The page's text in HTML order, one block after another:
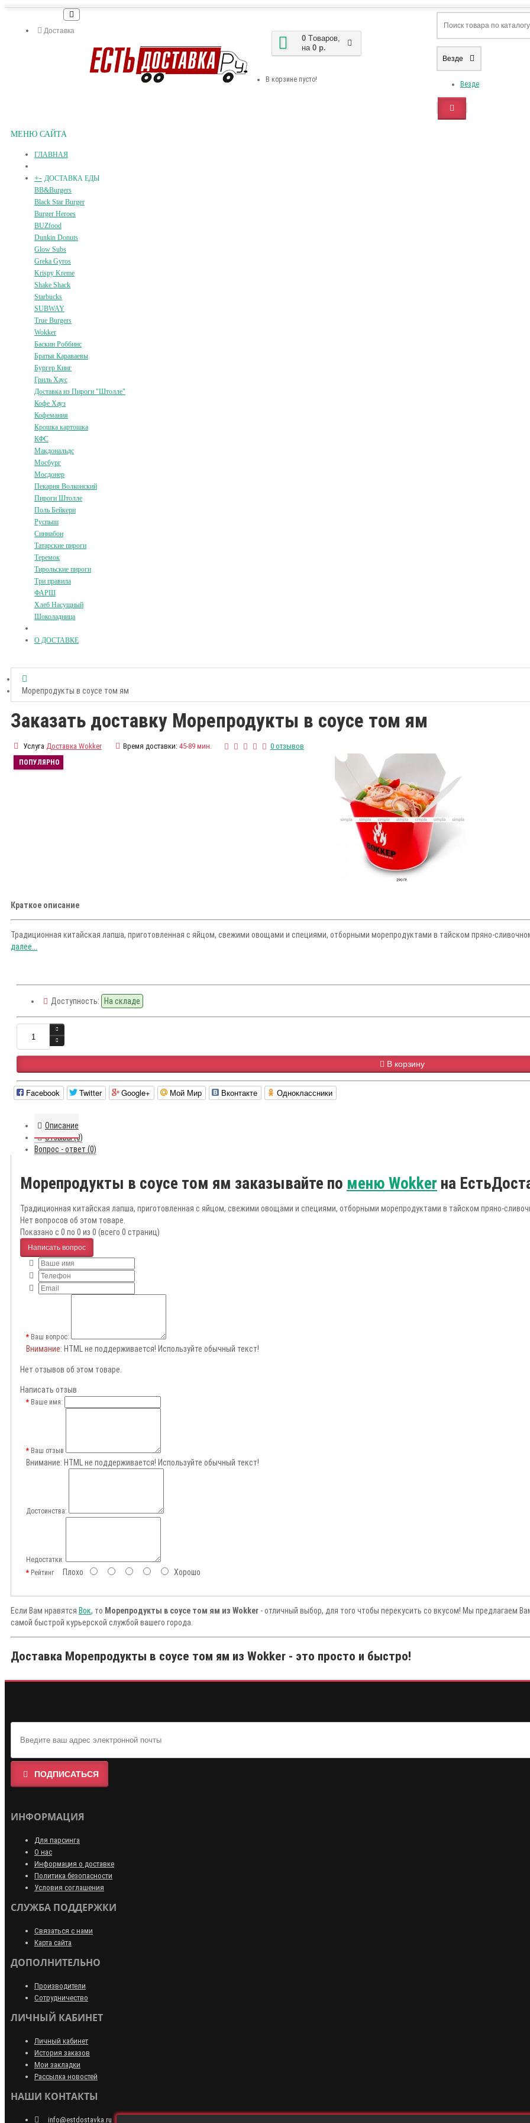
Доставка
0 Tоваров,
на 0 р.
В корзине пусто!
Везде
Везде
МЕНЮ САЙТА
ГЛАВНАЯ
+- ДОСТАВКА ЕДЫ
BB&Burgers
Black Star Burger
Burger Heroes
BUZfood
Dunkin Donuts
Glow Subs
Greka Gyros
Krispy Kreme
Shake Shack
Starbucks
SUBWAY
True Burgers
Wokker
Баскин Роббинс
Братья Караваевы
Бургер Кинг
Гриль Хаус
Доставка из Пироги "Штолле"
Кофе Хауз
Кофемания
Крошка картошка
КФС
Макдональдс
Мосбург
Мосдонер
Пекарня Волконский
Пироги Штолле
Поль Бейкери
Руспыш
Синнабон
Татарские пироги
Теремок
Тирольские пироги
Три правила
ФАРШ
Хлеб Насущный
Шоколадница
О ДОСТАВКЕ
Морепродукты в соусе том ям
Заказать доставку Морепродукты в соусе том ям
Услуга Доставка Wokker Время доставки: 45-89 мин. 0 отзывов
ПОПУЛЯРНО
Краткое описание
Традиционная китайская лапша, приготовленная с яйцом, свежими овощами и специями, отборными морепродуктами в тайском пряно-
далее...
Доступность: На складе
В корзину
Facebook Twitter Google+ Мой Мир Вконтакте Одноклассники
Описание
Отзывы (0)
Вопрос - ответ (0)
Морепродукты в соусе том ям заказывайте по меню Wokker на
Традиционная китайская лапша, приготовленная с яйцом, свежими овощами и специями, отборными морепродуктами в тайском пряно-
Нет вопросов об этом товаре.
Показано с 0 по 0 из 0 (всего 0 страниц)
Написать вопрос
Ваш вопрос:
Внимание: HTML не поддерживается! Используйте обычный текст!
Нет отзывов об этом товаре.
Написать отзыв
Ваше имя:
Ваш отзыв
Внимание: HTML не поддерживается! Используйте обычный текст!
Достоинства:
Недостатки:
РейтингПлохо Хорошо
Если Вам нравятся Вок, то Морепродукты в соусе том ям из Wokker - отличный выбор, для того чтобы перекусить со вкусом! Мы предлагаем
самой быстрой курьерской службой вашего города.
Доставка Морепродукты в соусе том ям из Wokker - это просто и быстро!
ПОДПИСАТЬСЯ
ИНФОРМАЦИЯ
Для парсинга
О нас
Информация о доставке
Политика безопасности
Условия соглашения
СЛУЖБА ПОДДЕРЖКИ
Связаться с нами
Карта сайта
ДОПОЛНИТЕЛЬНО
Производители
Сотрудничество
ЛИЧНЫЙ КАБИНЕТ
Личный кабинет
История заказов
Мои закладки
Рассылка новостей
НАШИ КОНТАКТЫ
info@estdostavka.ru